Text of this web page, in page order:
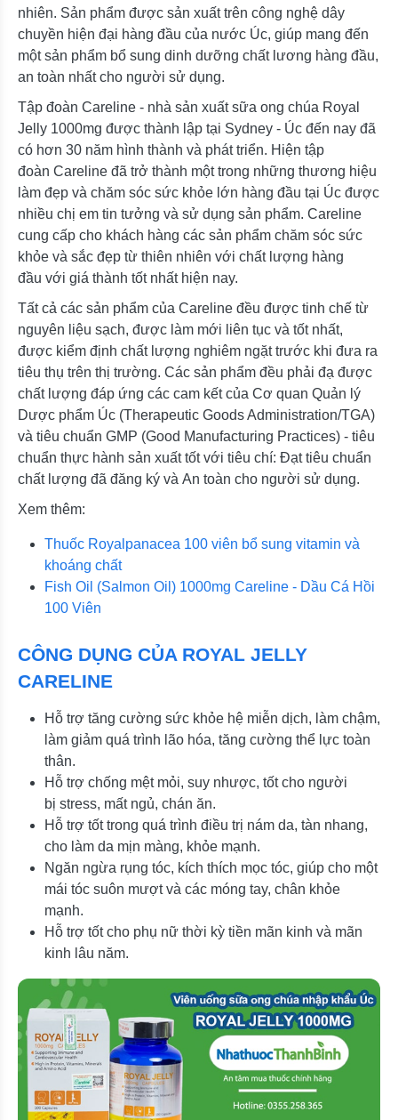
nhiên. Sản phẩm được sản xuất trên công nghệ dây
chuyền hiện đại hàng đầu của nước Úc, giúp mang đến
một sản phẩm bổ sung dinh dưỡng chất lương hàng đầu,
an toàn nhất cho người sử dụng.
Tập đoàn Careline - nhà sản xuất sữa ong chúa Royal
Jelly 1000mg được thành lập tại Sydney - Úc đến nay đã
có hơn 30 năm hình thành và phát triển. Hiện tập
đoàn Careline đã trở thành một trong những thương hiệu
làm đẹp và chăm sóc sức khỏe lớn hàng đầu tại Úc được
nhiều chị em tin tưởng và sử dụng sản phẩm. Careline
cung cấp cho khách hàng các sản phẩm chăm sóc sức
khỏe và sắc đẹp từ thiên nhiên với chất lượng hàng
đầu với giá thành tốt nhất hiện nay.
Tất cả các sản phẩm của Careline đều được tinh chế từ
nguyên liệu sạch, được làm mới liên tục và tốt nhất,
được kiểm định chất lượng nghiêm ngặt trước khi đưa ra
tiêu thụ trên thị trường. Các sản phẩm đều phải đạ được
chất lượng đáp ứng các cam kết của Cơ quan Quản lý
Dược phẩm Úc (Therapeutic Goods Administration/TGA)
và tiêu chuẩn GMP (Good Manufacturing Practices) - tiêu
chuẩn thực hành sản xuất tốt với tiêu chí: Đạt tiêu chuẩn
chất lượng đã đăng ký và An toàn cho người sử dụng.
Xem thêm:
Thuốc Royalpanacea 100 viên bổ sung vitamin và
khoáng chất
Fish Oil (Salmon Oil) 1000mg Careline - Dầu Cá Hồi
100 Viên
CÔNG DỤNG CỦA ROYAL JELLY
CARELINE
Hỗ trợ tăng cường sức khỏe hệ miễn dịch, làm chậm,
làm giảm quá trình lão hóa, tăng cường thể lực toàn
thân.
Hỗ trợ chống mệt mỏi, suy nhược, tốt cho người
bị stress, mất ngủ, chán ăn.
Hỗ trợ tốt trong quá trình điều trị nám da, tàn nhang,
cho làm da mịn màng, khỏe mạnh.
Ngăn ngừa rụng tóc, kích thích mọc tóc, giúp cho một
mái tóc suôn mượt và các móng tay, chân khỏe
mạnh.
Hỗ trợ tốt cho phụ nữ thời kỳ tiền mãn kinh và mãn
kinh lâu năm.